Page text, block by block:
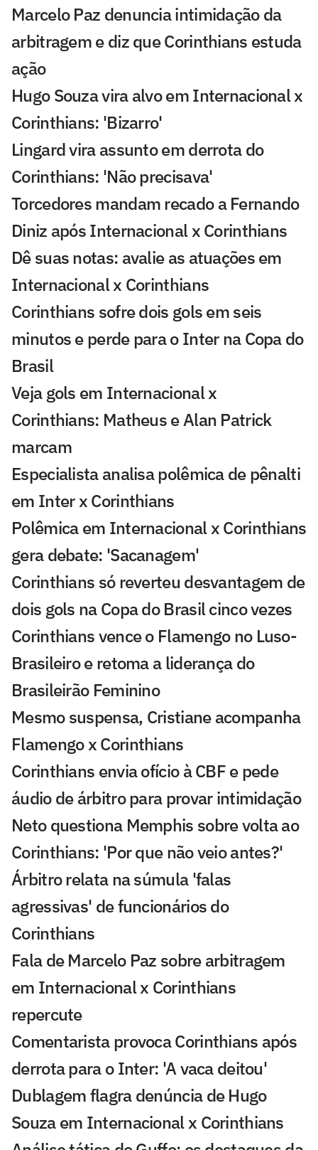
Marcelo Paz denuncia intimidação da
arbitragem e diz que Corinthians estuda
ação
Hugo Souza vira alvo em Internacional x
Corinthians: 'Bizarro'
Lingard vira assunto em derrota do
Corinthians: 'Não precisava'
Torcedores mandam recado a Fernando
Diniz após Internacional x Corinthians
Dê suas notas: avalie as atuações em
Internacional x Corinthians
Corinthians sofre dois gols em seis
minutos e perde para o Inter na Copa do
Brasil
Veja gols em Internacional x
Corinthians: Matheus e Alan Patrick
marcam
Especialista analisa polêmica de pênalti
em Inter x Corinthians
Polêmica em Internacional x Corinthians
gera debate: 'Sacanagem'
Corinthians só reverteu desvantagem de
dois gols na Copa do Brasil cinco vezes
Corinthians vence o Flamengo no Luso-
Brasileiro e retoma a liderança do
Brasileirão Feminino
Mesmo suspensa, Cristiane acompanha
Flamengo x Corinthians
Corinthians envia ofício à CBF e pede
áudio de árbitro para provar intimidação
Neto questiona Memphis sobre volta ao
Corinthians: 'Por que não veio antes?'
Árbitro relata na súmula 'falas
agressivas' de funcionários do
Corinthians
Fala de Marcelo Paz sobre arbitragem
em Internacional x Corinthians
repercute
Comentarista provoca Corinthians após
derrota para o Inter: 'A vaca deitou'
Dublagem flagra denúncia de Hugo
Souza em Internacional x Corinthians